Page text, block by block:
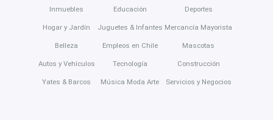
Inmuebles
Hogar y Jardín
Belleza
Autos y Vehículos
Yates & Barcos
Educación
Juguetes & Infantes
Empleos en Chile
Tecnología
Música Moda Arte
Deportes
Mercancía Mayorista
Mascotas
Construcción
Servicios y Negocios